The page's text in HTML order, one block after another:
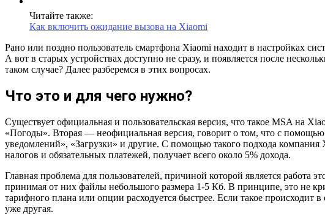
Читайте также:
Как включить ожидание вызова на Xiaomi
Рано или поздно пользователь смартфона Xiaomi находит в настройках
А вот в старых устройствах доступно не сразу, и появляется после
таком случае? Далее разберемся в этих вопросах.
Что это и для чего нужно?
Существует официальная и пользовательская версия, что такое MSA на
«Погоды». Вторая — неофициальная версия, говорит о том, что с
уведомлений», «Загрузки» и другие. С помощью такого подхода
налогов и обязательных платежей, получает всего около 5% дохода.
Главная проблема для пользователей, причиной которой является
принимая от них файлы небольшого размера 1-5 Кб. В принципе, это не
тарифного плана или опции расходуется быстрее. Если такое
уже другая.